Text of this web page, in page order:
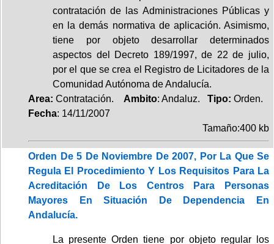
contratación de las Administraciones Públicas y
en la demás normativa de aplicación. Asimismo,
tiene por objeto desarrollar determinados
aspectos del Decreto 189/1997, de 22 de julio,
por el que se crea el Registro de Licitadores de la
Comunidad Autónoma de Andalucía.
Area: Contratación. Ambito: Andaluz. Tipo: Orden.
Fecha: 14/11/2007
Tamaño:400 kb
Orden De 5 De Noviembre De 2007, Por La Que Se
Regula El Procedimiento Y Los Requisitos Para La
Acreditación De Los Centros Para Personas
Mayores En Situación De Dependencia En
Andalucía.
La presente Orden tiene por objeto regular los